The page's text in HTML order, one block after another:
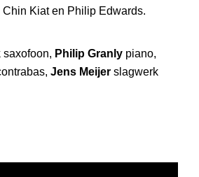
Kiat en Philip Edwards.
saxofoon, Philip Granly piano,
Jens Meijer slagwerk